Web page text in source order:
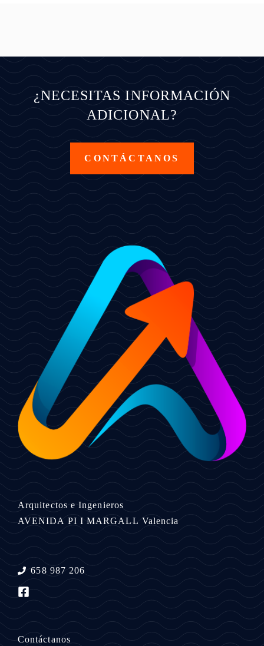
¿NECESITAS INFORMACIÓN
ADICIONAL?
CONTÁCTANOS
Arquitectos e Ingenieros
AVENIDA PI I MARGALL Valencia
658 987 206
Contáctanos